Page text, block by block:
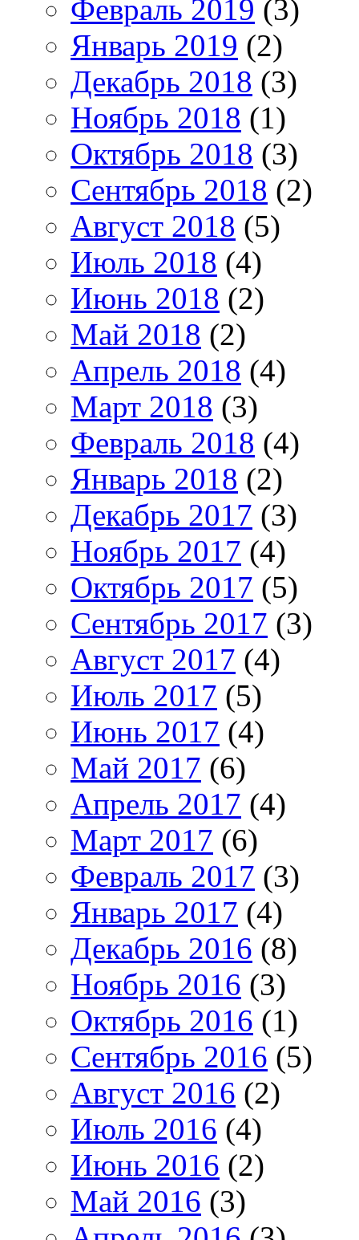
Февраль 2019 (3)
Январь 2019 (2)
Декабрь 2018 (3)
Ноябрь 2018 (1)
Октябрь 2018 (3)
Сентябрь 2018 (2)
Август 2018 (5)
Июль 2018 (4)
Июнь 2018 (2)
Май 2018 (2)
Апрель 2018 (4)
Март 2018 (3)
Февраль 2018 (4)
Январь 2018 (2)
Декабрь 2017 (3)
Ноябрь 2017 (4)
Октябрь 2017 (5)
Сентябрь 2017 (3)
Август 2017 (4)
Июль 2017 (5)
Июнь 2017 (4)
Май 2017 (6)
Апрель 2017 (4)
Март 2017 (6)
Февраль 2017 (3)
Январь 2017 (4)
Декабрь 2016 (8)
Ноябрь 2016 (3)
Октябрь 2016 (1)
Сентябрь 2016 (5)
Август 2016 (2)
Июль 2016 (4)
Июнь 2016 (2)
Май 2016 (3)